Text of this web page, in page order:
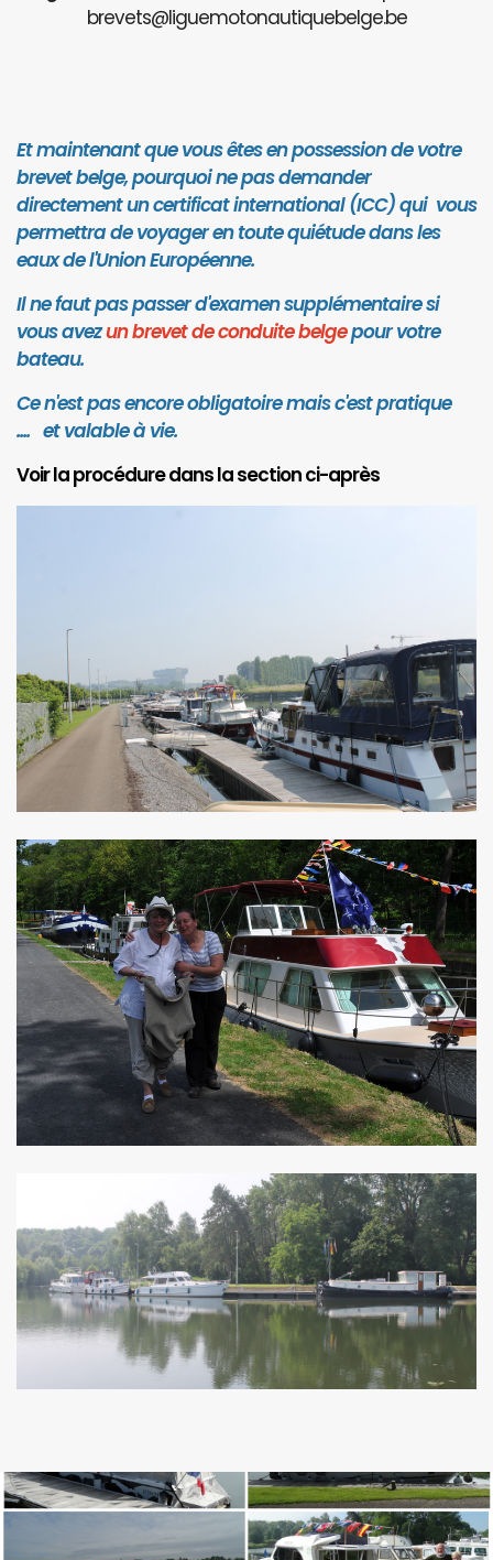
brevets@liguemotonautiquebelge.be
Et maintenant que vous êtes en possession de votre
brevet belge, pourquoi ne pas demander
directement un certificat international (ICC) qui vous
permettra de voyager en toute quiétude dans les
eaux de l'Union Européenne.
Il ne faut pas passer d'examen supplémentaire si
vous avezun brevet de conduite belgepour votre
bateau.
Ce n'est pas encore obligatoire mais c'est pratique
.... et valable à vie.
Voir la procédure dans la section ci-après